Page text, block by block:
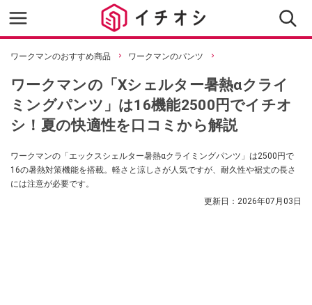
ワークマンのおすすめ商品 ワークマンのパンツ
ワークマンの「Xシェルター暑熱αクライ
ミングパンツ」は16機能2500円でイチオ
シ！夏の快適性を口コミから解説
ワークマンの「エックスシェルター暑熱αクライミングパンツ」は2500円で
16の暑熱対策機能を搭載。軽さと涼しさが人気ですが、耐久性や裾丈の長さ
には注意が必要です。
更新日： 2026年07月03日